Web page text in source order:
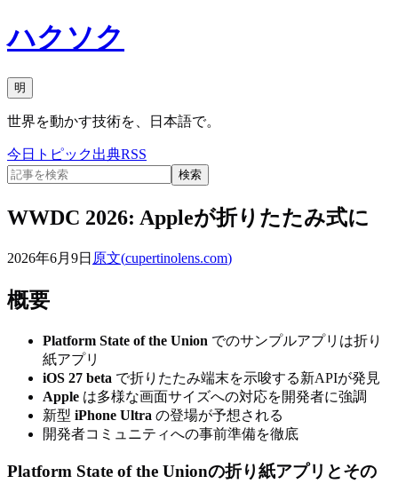
ハクソク
明
世界を動かす技術を、日本語で。
今日 トピック出典RSS
検索
WWDC 2026: Appleが折りたたみ式に
2026年6月9日 原文(cupertinolens.com)
概要
Platform State of the Union でのサンプルアプリは折り
紙アプリ
iOS 27 beta で折りたたみ端末を示唆する新APIが発見
Apple は多様な画面サイズへの対応を開発者に強調
新型 iPhone Ultra の登場が予想される
開発者コミュニティへの事前準備を徹底
Platform State of the Unionの折り紙アプリとその